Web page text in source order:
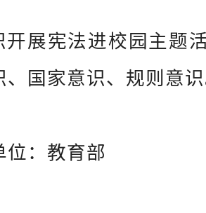
宪法进校园主题
、国家意识、规则意
：教育部